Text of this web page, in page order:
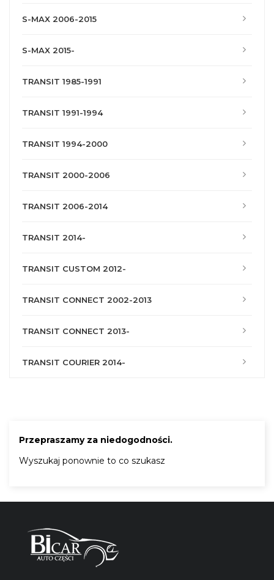
S-MAX 2006-2015
S-MAX 2015-
TRANSIT 1985-1991
TRANSIT 1991-1994
TRANSIT 1994-2000
TRANSIT 2000-2006
TRANSIT 2006-2014
TRANSIT 2014-
TRANSIT CUSTOM 2012-
TRANSIT CONNECT 2002-2013
TRANSIT CONNECT 2013-
TRANSIT COURIER 2014-
Przepraszamy za niedogodności.
Wyszukaj ponownie to co szukasz